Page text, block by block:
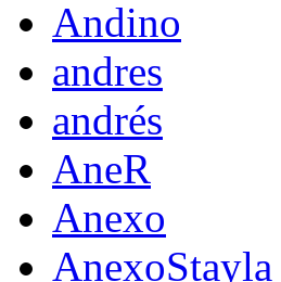
Andino
andres
andrés
AneR
Anexo
AnexoStayla